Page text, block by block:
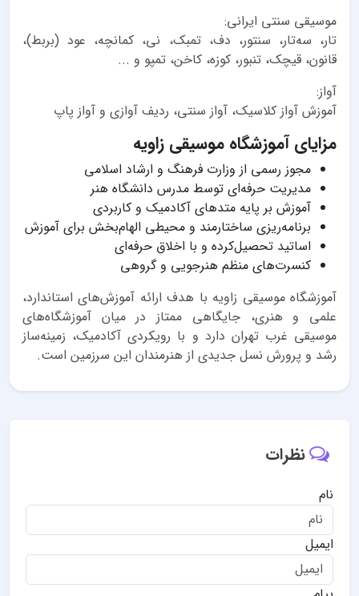
موسیقی سنتی ایرانی:
تار، سه‌تار، سنتور، دف، تمبک، نی، کمانچه، عود (بربط)،
قانون، قیچک، تنبور، کوزه، کاخن، تمپو و ...
آواز:
آموزش آواز کلاسیک، آواز سنتی، ردیف آوازی و آواز پاپ
مزایای آموزشگاه موسیقی زاویه
مجوز رسمی از وزارت فرهنگ و ارشاد اسلامی
مدیریت حرفه‌ای توسط مدرس دانشگاه هنر
آموزش بر پایه متدهای آکادمیک و کاربردی
برنامه‌ریزی ساختارمند و محیطی الهام‌بخش برای آموزش
اساتید تحصیل‌کرده و با اخلاق حرفه‌ای
کنسرت‌های منظم هنرجویی و گروهی
آموزشگاه موسیقی زاویه با هدف ارائه آموزش‌های استاندارد،
علمی و هنری، جایگاهی ممتاز در میان آموزشگاه‌های
موسیقی غرب تهران دارد و با رویکردی آکادمیک، زمینه‌ساز
رشد و پرورش نسل جدیدی از هنرمندان این سرزمین است.
نظرات
نام
ایمیل